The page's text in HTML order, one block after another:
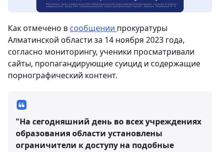
Как отмечено в сообщении прокуратуры
Алматинской области за 14 ноября 2023 года,
согласно мониторингу, ученики просматривали
сайты, пропагандирующие суицид и содержащие
порнографический контент.
"На сегодняшний день во всех учреждениях
образования области установлены
ограничители к доступу на подобные